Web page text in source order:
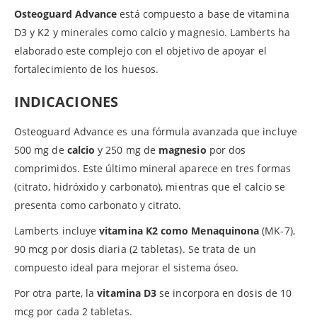
Osteoguard Advance está compuesto a base de vitamina
D3 y K2 y minerales como calcio y magnesio. Lamberts ha
elaborado este complejo con el objetivo de apoyar el
fortalecimiento de los huesos.
INDICACIONES
Osteoguard Advance es una fórmula avanzada que incluye
500 mg de calcio y 250 mg de magnesio por dos
comprimidos. Este último mineral aparece en tres formas
(citrato, hidróxido y carbonato), mientras que el calcio se
presenta como carbonato y citrato.
Lamberts incluyevitamina K2 como Menaquinona (MK-7),
90 mcg por dosis diaria (2 tabletas). Se trata de un
compuesto ideal para mejorar el sistema óseo.
Por otra parte, lavitamina D3 se incorpora en dosis de 10
mcg por cada 2 tabletas.